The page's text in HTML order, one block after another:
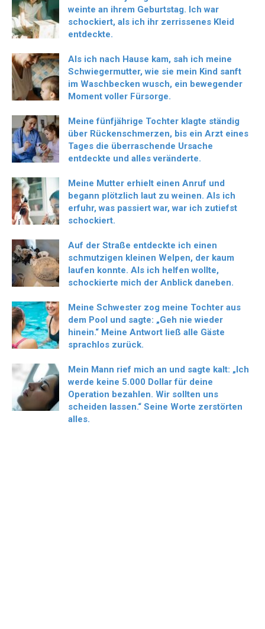
weinte an ihrem Geburtstag. Ich war
schockiert, als ich ihr zerrissenes Kleid
entdeckte.
Als ich nach Hause kam, sah ich meine
Schwiegermutter, wie sie mein Kind sanft
im Waschbecken wusch, ein bewegender
Moment voller Fürsorge.
Meine fünfjährige Tochter klagte ständig
über Rückenschmerzen, bis ein Arzt eines
Tages die überraschende Ursache
entdeckte und alles veränderte.
Meine Mutter erhielt einen Anruf und
begann plötzlich laut zu weinen. Als ich
erfuhr, was passiert war, war ich zutiefst
schockiert.
Auf der Straße entdeckte ich einen
schmutzigen kleinen Welpen, der kaum
laufen konnte. Als ich helfen wollte,
schockierte mich der Anblick daneben.
Meine Schwester zog meine Tochter aus
dem Pool und sagte: „Geh nie wieder
hinein.“ Meine Antwort ließ alle Gäste
sprachlos zurück.
Mein Mann rief mich an und sagte kalt: „Ich
werde keine 5.000 Dollar für deine
Operation bezahlen. Wir sollten uns
scheiden lassen.“ Seine Worte zerstörten
alles.